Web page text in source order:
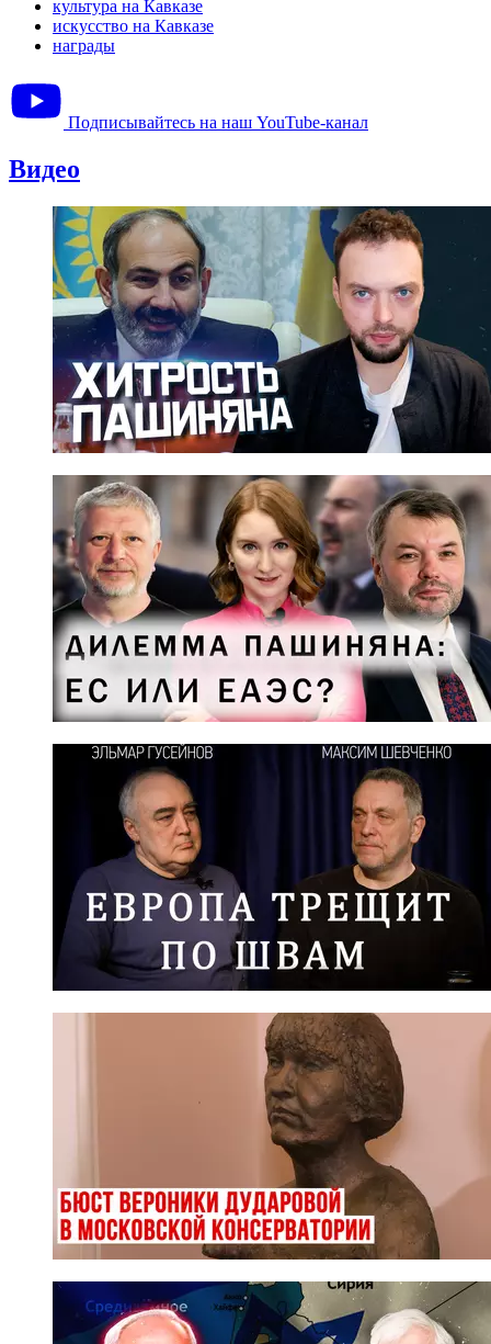
культура на Кавказе
искусство на Кавказе
награды
Подписывайтесь на наш YouTube-канал
Видео